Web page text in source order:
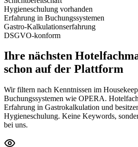
Hygieneschulung vorhanden
Erfahrung in Buchungssystemen
Gastro-Kalkulationserfahrung
DSGVO-konform
Ihre nächsten
schon auf der Plattform
Wir filtern nach Kenntnissen im
Buchungssystemen wie OPERA.
Erfahrung in Gastrokalkulation und
Hygieneschulung. Keine Keywords,
bei uns.